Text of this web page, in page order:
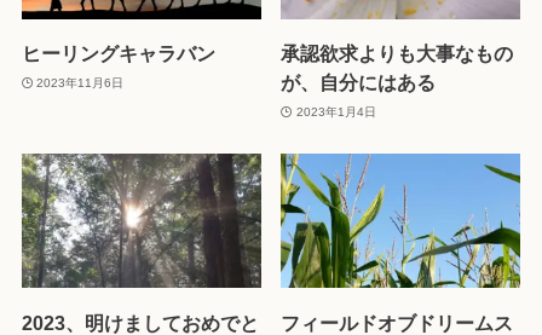
ヒーリングキャラバン
2023年11月6日
承認欲求よりも大事なもの
が、自分にはある
2023年1月4日
2023、明けましておめでと
フィールドオブドリームス